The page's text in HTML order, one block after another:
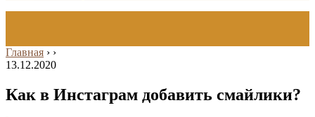
Главная › ›
13.12.2020
Как в Инстаграм добавить смайлики?